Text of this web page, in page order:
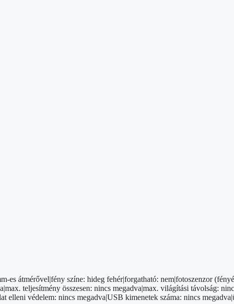
átmérővel|fény színe: hideg fehér|forgatható: nem|fotoszenzor
teljesítmény összesen: nincs megadva|max. világítási távolság:
védelem: nincs megadva|USB kimenetek száma: nincs